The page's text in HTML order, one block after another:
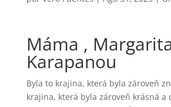
Máma ,
Karapanou
Byla to krajina, která byla zároveň
krajina, která byla zároveň krásná a